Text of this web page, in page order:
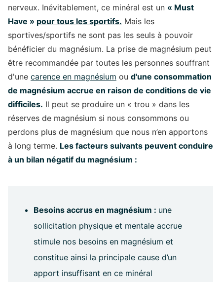
nerveux. Inévitablement, ce minéral est un « Must
Have » pour tous les sportifs. Mais les
sportives/sportifs ne sont pas les seuls à pouvoir
bénéficier du magnésium. La prise de magnésium peut
être recommandée par toutes les personnes souffrant
d'une carence en magnésium ou d'une consommation
de magnésium accrue en raison de conditions de vie
difficiles. Il peut se produire un « trou » dans les
réserves de magnésium si nous consommons ou
perdons plus de magnésium que nous n’en apportons
à long terme. Les facteurs suivants peuvent conduire
à un bilan négatif du magnésium :
Besoins accrus en magnésium : une
sollicitation physique et mentale accrue
stimule nos besoins en magnésium et
constitue ainsi la principale cause d’un
apport insuffisant en ce minéral